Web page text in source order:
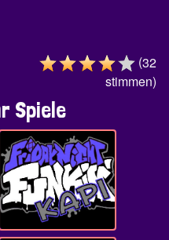
(32
stimmen)
Spiele